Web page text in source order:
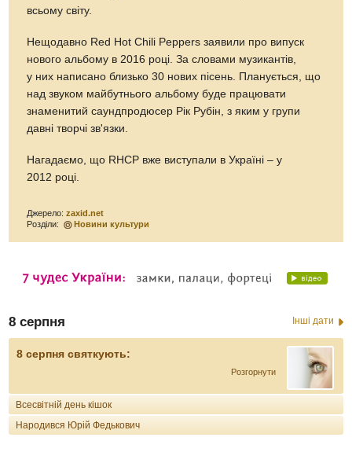
всьому світу.
Нещодавно Red Hot Chili Peppers заявили про випуск
нового альбому в 2016 році. За словами музикантів,
у них написано близько 30 нових пісень. Планується, що
над звуком майбутнього альбому буде працювати
знаменитий саундпродюсер Рік Рубін, з яким у групи
давні творчі зв'язки.
Нагадаємо, що RHCP вже виступали в Україні – у
2012 році.
Джерело:zaxid.net
Розділи:
Новини культури
8 серпня Інші дати
8 серпня святкують:
Розгорнути
Всесвітній день кішок
Народився Юрій Федькович